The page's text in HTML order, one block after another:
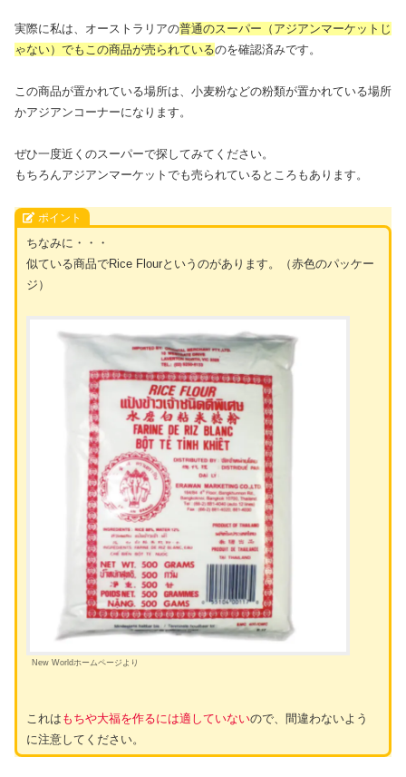
実際に私は、オーストラリアの普通のスーパー（アジアンマーケットじ
ゃない）でもこの商品が売られているのを確認済みです。
この商品が置かれている場所は、小麦粉などの粉類が置かれている場所
かアジアンコーナーになります。
ぜひ一度近くのスーパーで探してみてください。
もちろんアジアンマーケットでも売られているところもあります。
ポイント
ちなみに・・・
似ている商品でRice Flourというのがあります。（赤色のパッケー
ジ）
New Worldホームページより
これは もちや大福を作るには適していないので、間違わないよう
に注意してください。